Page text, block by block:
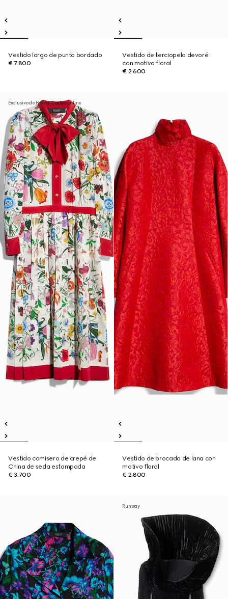
Vestido largo de punto bordado
€ 7.800
Vestido de terciopelo devoré
con motivo floral
€ 2.600
Exclusivo de Monte Carlo y online
Vestido camisero de crepé de
China de seda estampada
€ 3.700
Vestido de brocado de lana con
motivo floral
€ 2.800
Runway